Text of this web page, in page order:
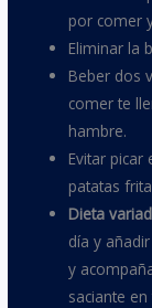
por comer
Eliminar la
Beber dos
comer te
hambre.
Evitar
patatas
Dieta
día y
y
saciante